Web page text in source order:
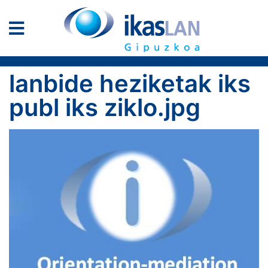
lanbide heziketak iks
publ iks ziklo.jpg